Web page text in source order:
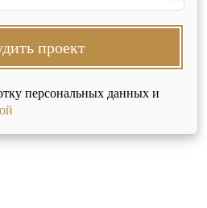
проект
персональных данных и